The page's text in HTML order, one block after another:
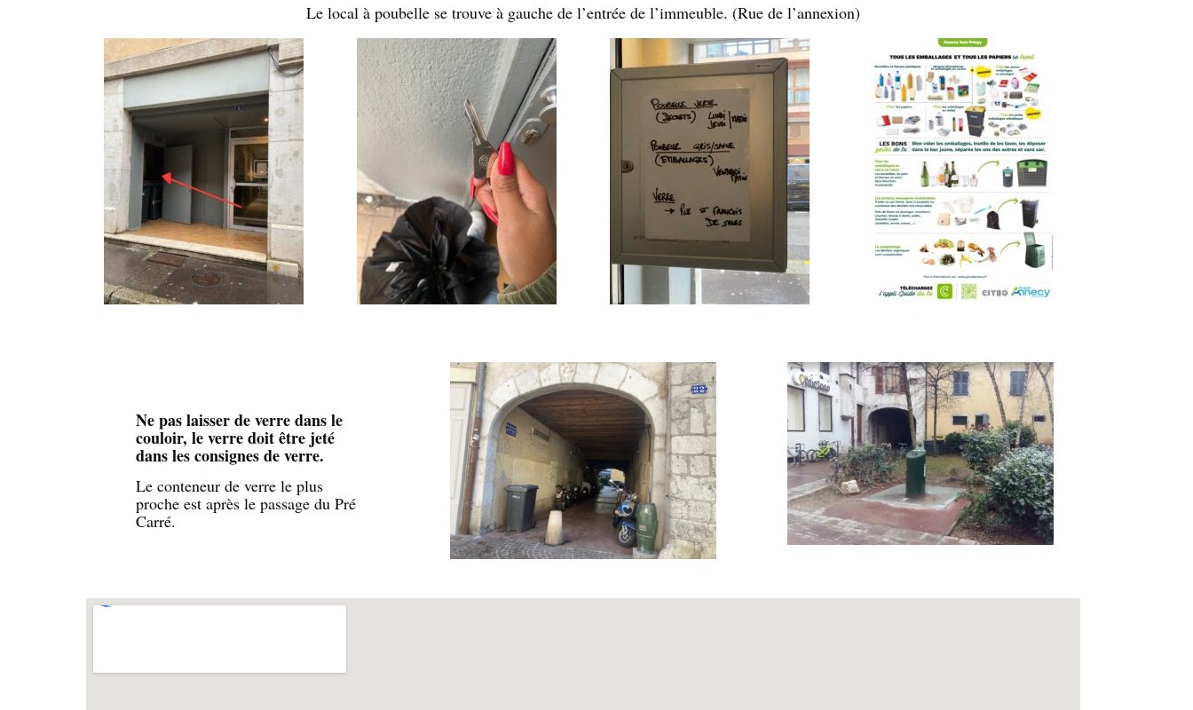
Le local à poubelle se trouve à gauche de l’entrée de l’immeuble. (Rue de l’annexion)
Ne pas laisser de verre dans le
couloir, le verre doit être jeté
dans les consignes de verre.
Le conteneur de verre le plus
proche est après le passage du Pré
Carré.